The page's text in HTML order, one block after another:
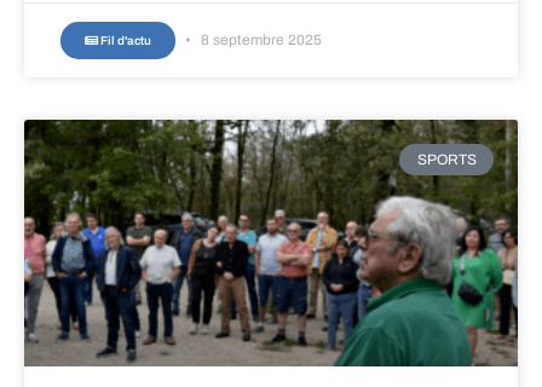
Fil d'actu 8 septembre 2025
SPORTS